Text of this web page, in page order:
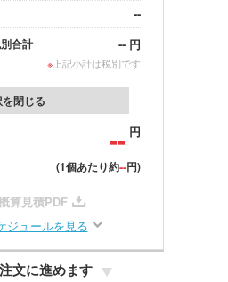
--
合計 -- 円
※ 上記小計は税別です
を閉じる
-- 円
(1個あたり約--円)
算見積PDF
ジュールを見る
文に進めます